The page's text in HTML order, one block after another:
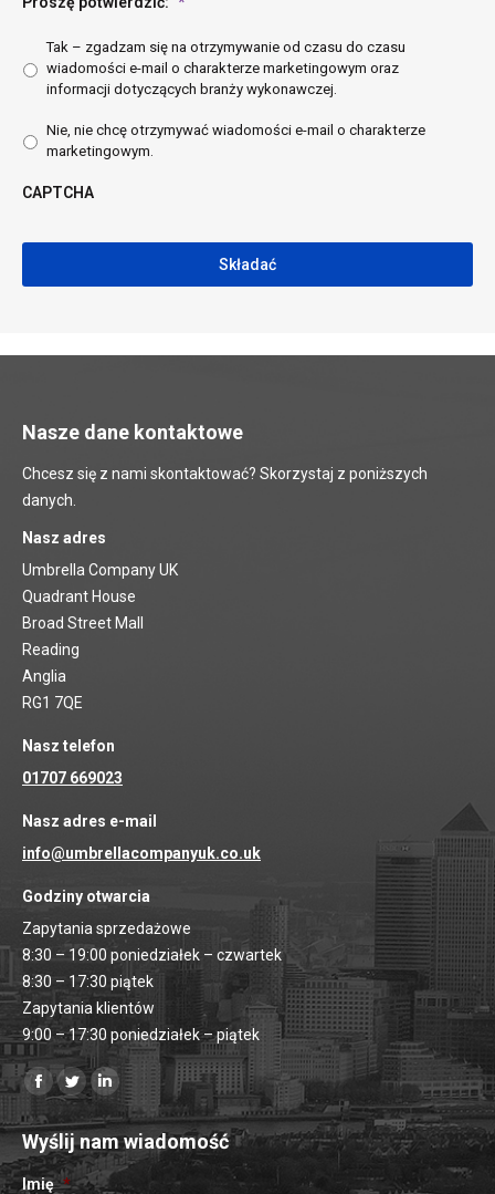
Tak – zgadzam się na otrzymywanie od czasu do czasu
wiadomości e-mail o charakterze marketingowym oraz
informacji dotyczących branży wykonawczej.
Nie, nie chcę otrzymywać wiadomości e-mail o charakterze
marketingowym.
CAPTCHA
Nasze dane kontaktowe
Chcesz się z nami skontaktować? Skorzystaj z poniższych
danych.
Nasz adres
Umbrella Company UK
Quadrant House
Broad Street Mall
Reading
Anglia
RG1 7QE
Nasz telefon
01707 669023
Nasz adres e-mail
info@umbrellacompanyuk.co.uk
Godziny otwarcia
Zapytania sprzedażowe
8:30 – 19:00 poniedziałek – czwartek
8:30 – 17:30 piątek
Zapytania klientów
9:00 – 17:30 poniedziałek – piątek
Znajdź nas na:
Strona
na
Facebooku
otwiera
Strona
na
Twitterze
otwiera
Strona
Linkedin
otwiera
się
Wyślij nam wiadomość
Imię *